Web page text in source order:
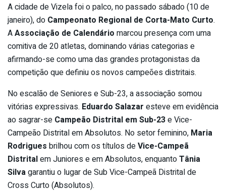
A cidade de Vizela foi o palco, no passado sábado (10 de
janeiro), do Campeonato Regional de Corta-Mato Curto.
AAssociação de Calendário marcou presença com uma
comitiva de 20 atletas, dominando várias categorias e
afirmando-se como uma das grandes protagonistas da
competição que definiu os novos campeões distritais.
No escalão de Seniores e Sub-23, a associação somou
vitórias expressivas. Eduardo Salazar esteve em evidência
ao sagrar-se Campeão Distrital em Sub-23e Vice-
Campeão Distrital em Absolutos. No setor feminino, Maria
Rodrigues brilhou com os títulos deVice-Campeã
Distritalem Juniores e em Absolutos, enquantoTânia
Silvagarantiu o lugar de Sub Vice-Campeã Distrital de
Cross Curto (Absolutos).